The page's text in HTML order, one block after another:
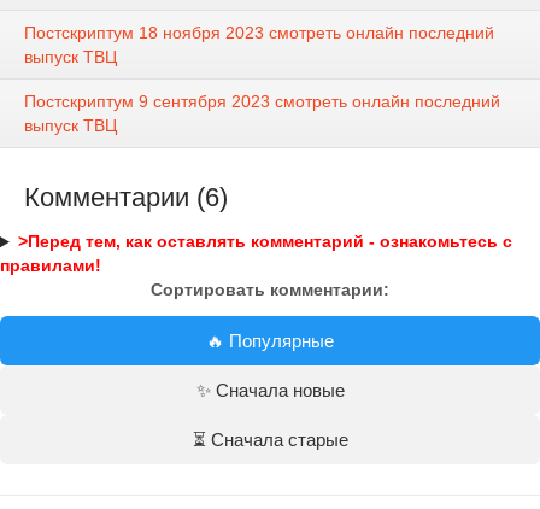
Постскриптум 18 ноября 2023 смотреть онлайн последний
выпуск ТВЦ
Постскриптум 9 сентября 2023 смотреть онлайн последний
выпуск ТВЦ
Комментарии (6)
>Перед тем, как оставлять комментарий - ознакомьтесь с
правилами!
Сортировать комментарии:
🔥 Популярные
✨ Сначала новые
⏳ Сначала старые